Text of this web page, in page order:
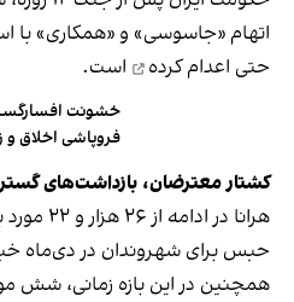
اتهام «جاسوسی» و «همکاری» با
حتی اعدام کرده است.
خشونت
فروپاشی اخلاق و
کشتار معترضان، بازداشت‌های
حبس برای شهروندان در دی‌ماه